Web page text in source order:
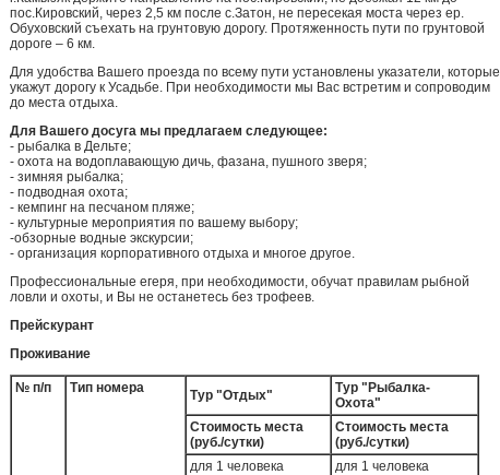
пос.Кировский, через 2,5 км после с.Затон, не пересекая моста через ер.
Обуховский съехать на грунтовую дорогу. Протяженность пути по грунтовой
дороге – 6 км.
Для удобства Вашего проезда по всему пути установлены указатели, которые
укажут дорогу к Усадьбе. При необходимости мы Вас встретим и сопроводим
до места отдыха.
Для Вашего досуга мы предлагаем следующее:
- рыбалка в Дельте;
- охота на водоплавающую дичь, фазана, пушного зверя;
- зимняя рыбалка;
- подводная охота;
- кемпинг на песчаном пляже;
- культурные мероприятия по вашему выбору;
-обзорные водные экскурсии;
- организация корпоративного отдыха и многое другое.
Профессиональные егеря, при необходимости, обучат правилам рыбной
ловли и охоты, и Вы не останетесь без трофеев.
Прейскурант
Проживание
№ п/п Тип номера Тур "Отдых"
Тур "Рыбалка-
Охота"
Стоимость места
(руб./сутки)
Стоимость места
(руб./сутки)
для 1 человека
для 1 человека